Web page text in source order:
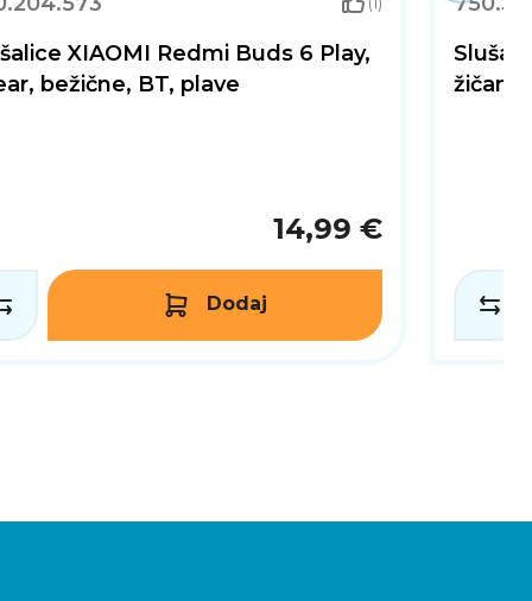
XIAOMI Redmi Buds 6 Play,
bežične, BT, plave
14,99 €
Dodaj